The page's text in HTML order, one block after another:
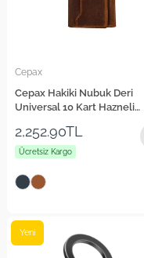
Cepax
Cepax Hakiki Nubuk Deri
Universal 10 Kart Hazneli
Cüzdan
2,252.90TL
Ücretsiz Kargo
Yeni